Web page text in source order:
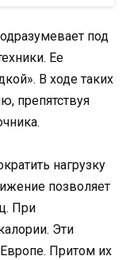
под
Ее
В ходе таких
препятствуя
нагрузку
позволяет
При
Эти
Притом их